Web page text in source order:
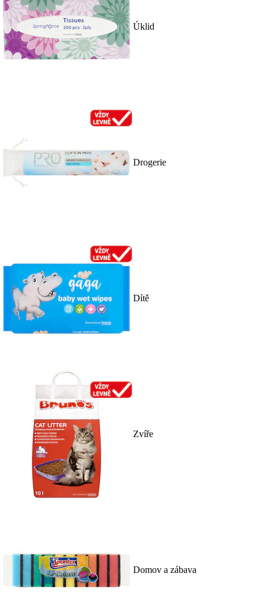
Úklid
Drogerie
Dítě
Zvíře
Domov a zábava